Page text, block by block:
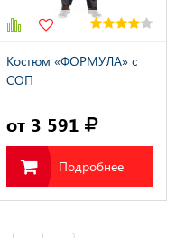
Костюм «ФОРМУЛА» с
СОП
от 3 591
Подробнее